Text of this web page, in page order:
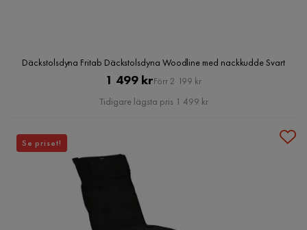
Däckstolsdyna Fritab Däckstolsdyna Woodline med nackkudde Svart
Pris
1 499 krOriginal
Pris
Förr 2 199 kr
Tidigare lägsta pris 1 499 kr
Se priset!